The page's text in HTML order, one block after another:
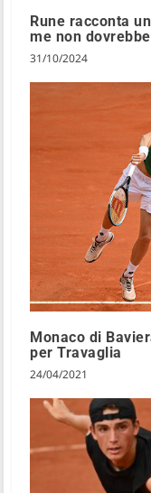
Rune racconta
me non
31/10/2024
Monaco di
per Travaglia
24/04/2021